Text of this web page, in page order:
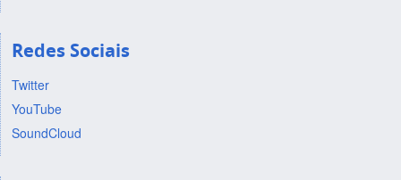
Redes Sociais
Twitter
YouTube
SoundCloud